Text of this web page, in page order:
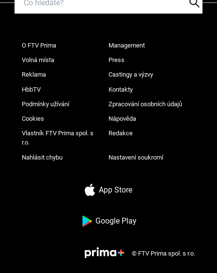
O FTV Prima Management
Volná místa Press
Reklama Castingy a výzvy
HbbTV Kontakty
Podmínky užívání Zpracování osobních údajů
Cookies Nápověda
Vlastník FTV Prima spol. s
r.o.
Redakce
Nahlásit chybu Nastavení soukromí
App Store
Google Play
© FTV Prima spol. s r.o.